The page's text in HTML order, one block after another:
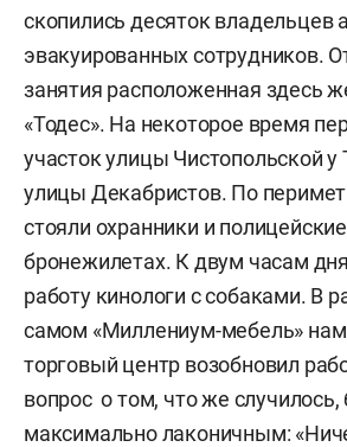
скопились десяток владельцев
эвакуированных сотрудников.
занятия расположенная здесь
«Тодес». На некоторое время
участок улицы Чистопольской у
улицы Декабристов. По
стояли охранники и
бронежилетах. К двум часам
работу кинологи с собаками. В
самом «Миллениум-мебель»
торговый центр возобновил
вопрос о том, что же случилось,
максимально лаконичным: